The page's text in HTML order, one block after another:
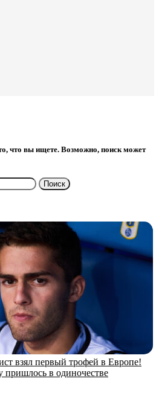
что вы ищете. Возможно, поиск может
взял первый трофей в Европе!
пришлось в одиночестве